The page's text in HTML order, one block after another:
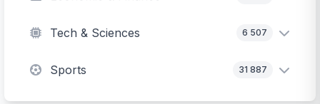
Tech & Sciences 6 507
Sports 31 887